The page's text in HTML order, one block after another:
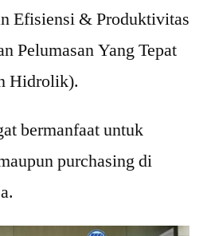
Efisiensi & Produktivitas
Pelumasan Yang Tepat
Hidrolik).
bermanfaat untuk
purchasing di